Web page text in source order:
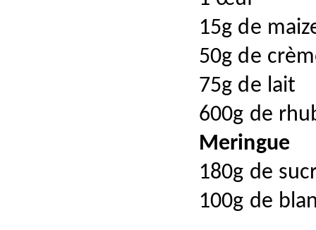
15g de
50g de
75g de lait
600g de
Meringue
180g de
100g de